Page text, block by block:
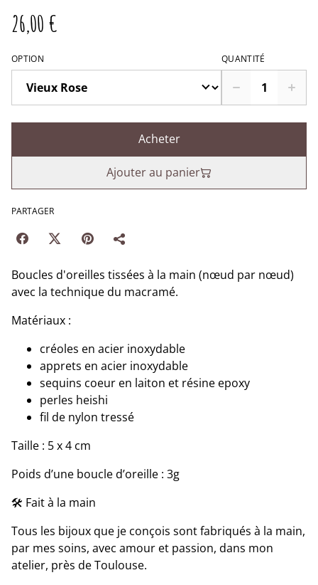
26,00 €
OPTION QUANTITÉ
Acheter
Ajouter au panier
PARTAGER
Boucles d'oreilles tissées à la main (nœud par nœud)
avec la technique du macramé.
Matériaux :
créoles en acier inoxydable
apprets en acier inoxydable
sequins coeur en laiton et résine epoxy
perles heishi
fil de nylon tressé
Taille : 5 x 4 cm
Poids d’une boucle d’oreille : 3g
🛠 Fait à la main
Tous les bijoux que je conçois sont fabriqués à la main,
par mes soins, avec amour et passion, dans mon
atelier, près de Toulouse.